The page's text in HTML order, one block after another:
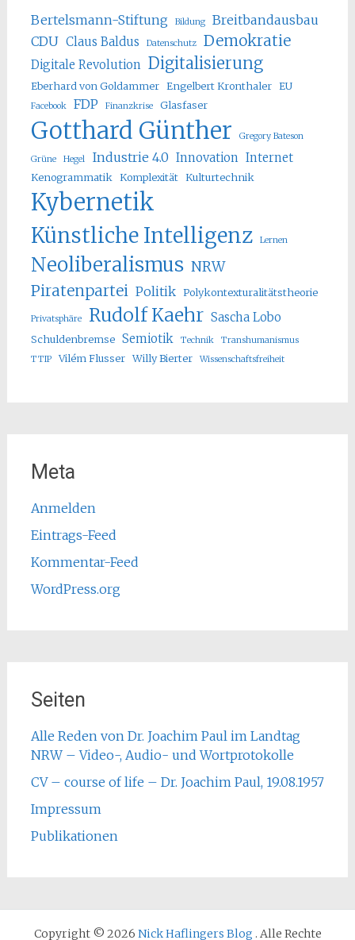
Bertelsmann-Stiftung Bildung
Breitbandausbau
CDU Claus Baldus Datenschutz Demokratie
Digitale Revolution Digitalisierung
Eberhard von Goldammer Engelbert Kronthaler EU
Facebook FDP Finanzkrise Glasfaser
Gotthard Günther Gregory Bateson
Grüne Hegel Industrie 4.0 Innovation Internet
Kenogrammatik Komplexität Kulturtechnik
Kybernetik
Künstliche Intelligenz Lernen
Neoliberalismus NRW
Piratenpartei Politik Polykontexturalitätstheorie
Privatsphäre Rudolf Kaehr Sascha Lobo
Schuldenbremse Semiotik Technik
Transhumanismus
TTIP
Vilém Flusser Willy Bierter Wissenschaftsfreiheit
Meta
Anmelden
Eintrags-Feed
Kommentar-Feed
WordPress.org
Seiten
Alle Reden von Dr. Joachim Paul im Landtag
NRW – Video-, Audio- und Wortprotokolle
CV – course of life – Dr. Joachim Paul, 19.08.1957
Impressum
Publikationen
Copyright © 2026 Nick Haflingers Blog . Alle Rechte